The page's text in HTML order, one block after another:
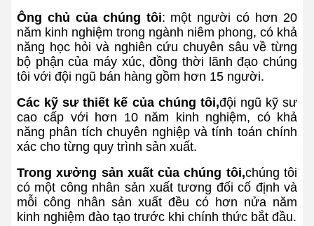
Ông chủ của chúng tôi: một người có hơn 20
năm kinh nghiệm trong ngành niêm phong, có khả
năng học hỏi và nghiên cứu chuyên sâu về từng
bộ phận của máy xúc, đồng thời lãnh đạo chúng
tôi với đội ngũ bán hàng gồm hơn 15 người.
Các kỹ sư thiết kế của chúng tôi,đội ngũ kỹ sư
cao cấp với hơn 10 năm kinh nghiệm, có khả
năng phân tích chuyên nghiệp và tính toán chính
xác cho từng quy trình sản xuất.
Trong xưởng sản xuất của chúng tôi,chúng tôi
có một công nhân sản xuất tương đối cố định và
mỗi công nhân sản xuất đều có hơn nửa năm
kinh nghiệm đào tạo trước khi chính thức bắt đầu.